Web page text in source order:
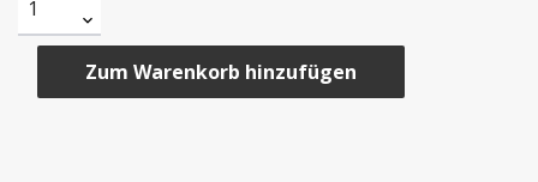
Zum Warenkorb hinzufügen